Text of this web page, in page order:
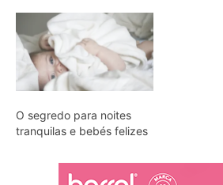
O segredo para noites
tranquilas e bebés felizes